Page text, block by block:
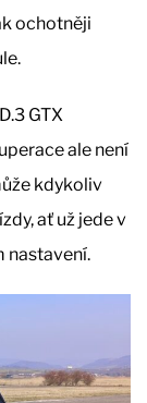
ochotněji
GTX
ale není
kdykoliv
ať už jede v
nastavení.